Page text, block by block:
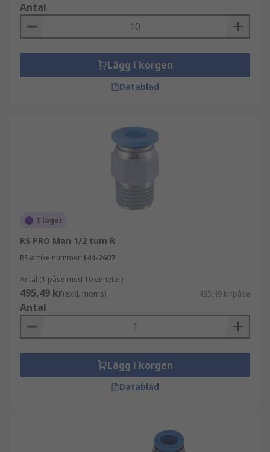
Antal
Lägg i korgen
Datablad
I lager
RS PRO Man 1/2 tum R
RS-artikelnummer 144-2607
Antal (1 påse med 10 enheter)
495,49 kr(exkl. moms) 495,49 kr/påse
Antal
Lägg i korgen
Datablad